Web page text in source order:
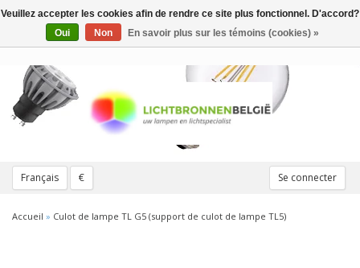
Français € Se connecter
Toggle
navigation
Accueil » Culot de lampe TL G5 (support de culot de lampe TL5)
Veuillez accepter les cookies afin de rendre ce site plus fonctionnel. D'accord?
Oui
Non En savoir plus sur les témoins (cookies) »